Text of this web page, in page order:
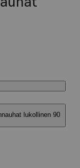
lukollinen 90